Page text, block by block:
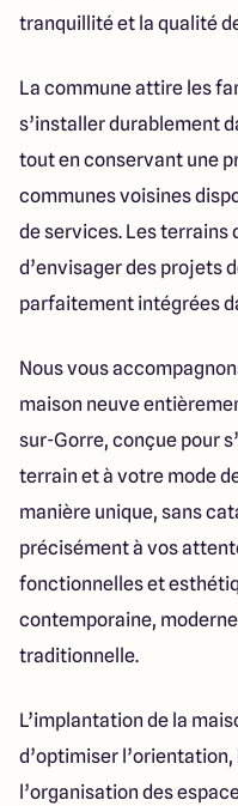
tranquillité et la qualité
La commune attire les
s’installer durablement
tout en conservant une
communes voisines
de services. Les
d’envisager des projets
parfaitement intégrées
Nous vous
maison neuve
sur-Gorre, conçue pour
terrain et à votre mode
manière unique, sans
précisément à vos
fonctionnelles et
contemporaine,
traditionnelle.
L’implantation de la
d’optimiser
l’organisation des